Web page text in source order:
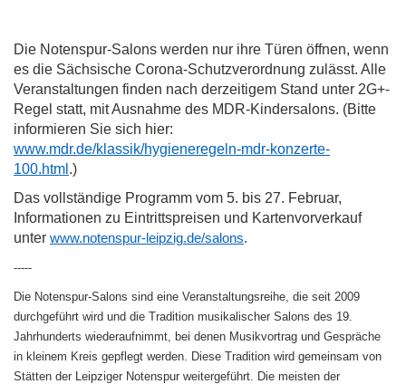
Die Notenspur-Salons werden nur ihre Türen öffnen, wenn
es die Sächsische Corona-Schutzverordnung zulässt. Alle
Veranstaltungen finden nach derzeitigem Stand unter 2G+-
Regel statt, mit Ausnahme des MDR-Kindersalons. (Bitte
informieren Sie sich hier:
www.mdr.de/klassik/hygieneregeln-mdr-konzerte-
100.html .)
Das vollständige Programm vom 5. bis 27. Februar,
Informationen zu Eintrittspreisen und Kartenvorverkauf
unter www.notenspur-leipzig.de/salons.
-----
Die Notenspur-Salons sind eine Veranstaltungsreihe, die seit 2009
durchgeführt wird und die Tradition musikalischer Salons des 19.
Jahrhunderts wiederaufnimmt, bei denen Musikvortrag und Gespräche
in kleinem Kreis gepflegt werden. Diese Tradition wird gemeinsam von
Stätten der Leipziger Notenspur weitergeführt. Die meisten der